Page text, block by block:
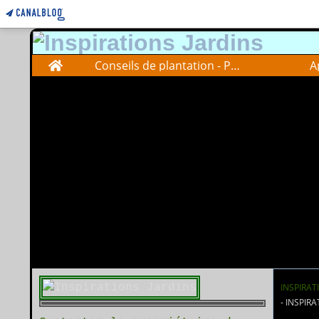
Home Conseils de plantation - Plantations advise
-